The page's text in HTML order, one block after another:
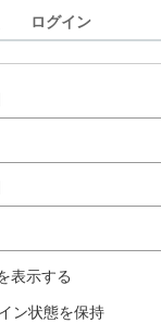
ログイン
表示する
ン状態を保持